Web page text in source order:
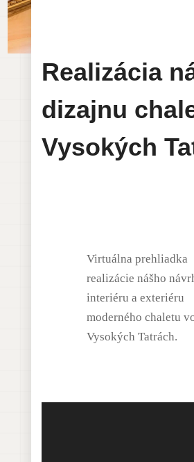
Realizácia
dizajnu
Vysokých
Virtuálna prehliadka
realizácie nášho
interiéru a exteriéru
moderného chaletu
Vysokých Tatrách.